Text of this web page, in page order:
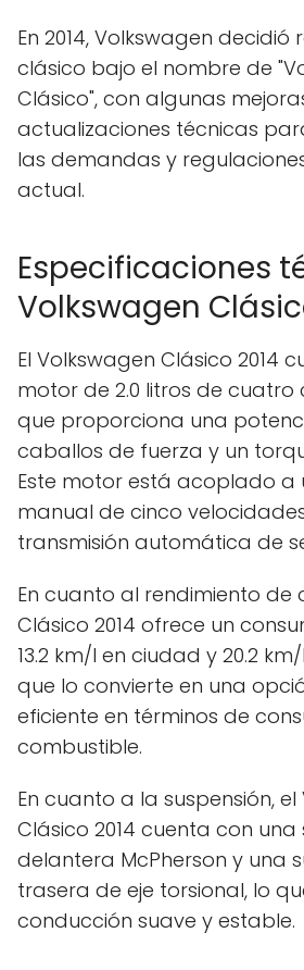
En 2014, Volkswagen decidió
clásico bajo el nombre de
Clásico", con algunas
actualizaciones técnicas
las demandas y
actual.
Especificaciones
Volkswagen
El Volkswagen Clásico 2014
motor de 2.0 litros de cuatro
que proporciona una
caballos de fuerza y un
Este motor está acoplado a
manual de cinco
transmisión automática de
En cuanto al rendimiento de
Clásico 2014 ofrece un
13.2 km/l en ciudad y 20.2
que lo convierte en una
eficiente en términos de
combustible.
En cuanto a la suspensión,
Clásico 2014 cuenta con una
delantera McPherson y una
trasera de eje torsional, lo
conducción suave y estable.